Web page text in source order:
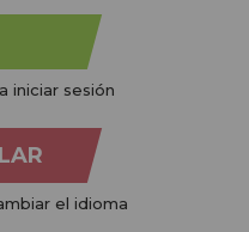
Essence * Tenho uma queda por
damascos * Blush em pó tricolor
NO STOCK
iniciar sesión
el idioma